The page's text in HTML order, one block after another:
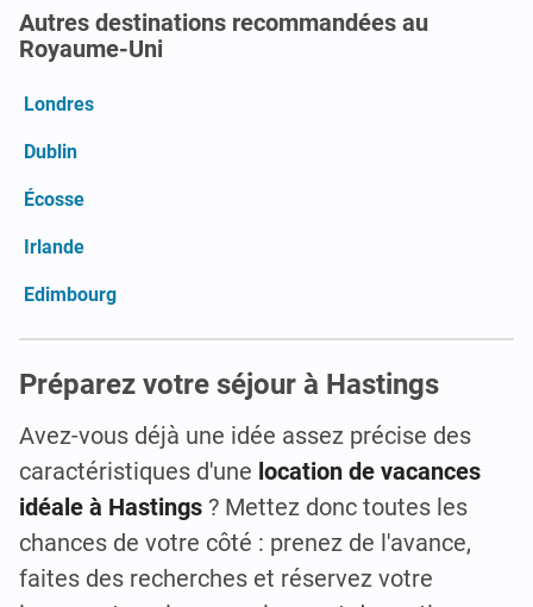
Autres destinations recommandées au
Royaume-Uni
Londres
Dublin
Écosse
Irlande
Edimbourg
Préparez votre séjour à Hastings
Avez-vous déjà une idée assez précise des
caractéristiques d'une location de vacances
idéale à Hastings ? Mettez donc toutes les
chances de votre côté : prenez de l'avance,
faites des recherches et réservez votre